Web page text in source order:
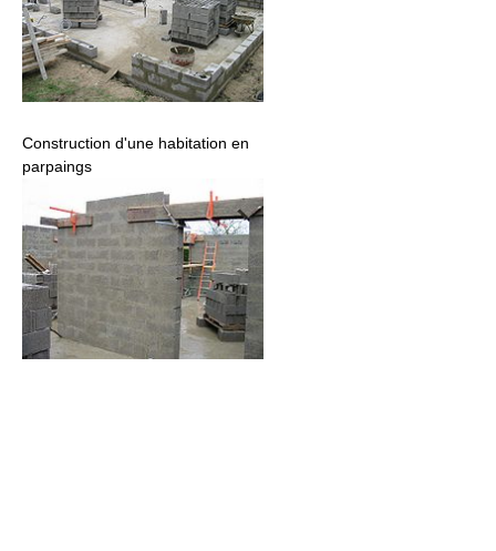
Construction d'une habitation en
parpaings